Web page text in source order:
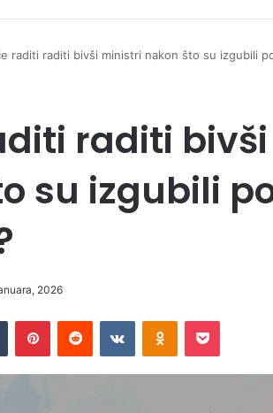
raditi raditi bivši ministri nakon što su izgubili
raditi
su izgubili
2026